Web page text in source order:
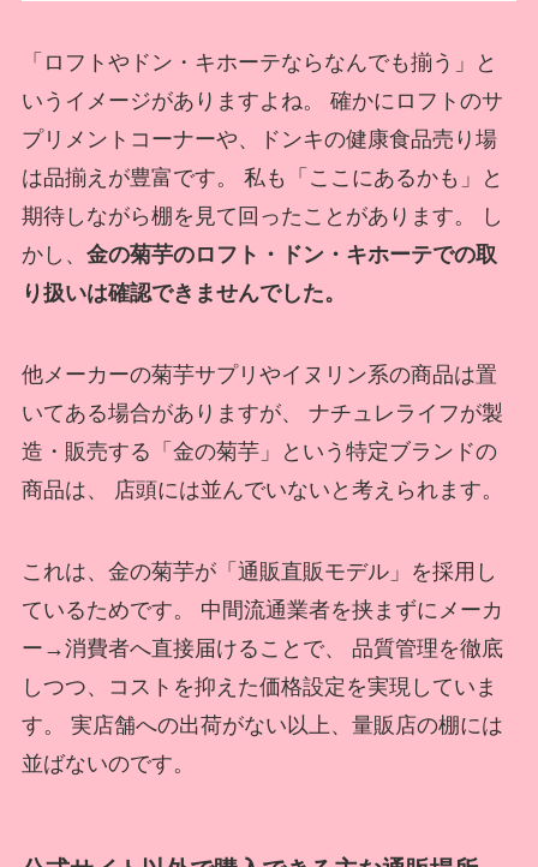
「ロフトやドン・キホーテならなんでも揃う」と
いうイメージがありますよね。 確かにロフトのサ
プリメントコーナーや、ドンキの健康食品売り場
は品揃えが豊富です。 私も「ここにあるかも」と
期待しながら棚を見て回ったことがあります。 し
かし、 金の菊芋のロフト・ドン・キホーテでの取
り扱いは確認できませんでした。
他メーカーの菊芋サプリやイヌリン系の商品は置
いてある場合がありますが、 ナチュレライフが製
造・販売する「金の菊芋」という特定ブランドの
商品は、 店頭には並んでいないと考えられます。
これは、金の菊芋が「通販直販モデル」を採用し
ているためです。 中間流通業者を挟まずにメーカ
ー→消費者へ直接届けることで、 品質管理を徹底
しつつ、コストを抑えた価格設定を実現していま
す。 実店舗への出荷がない以上、量販店の棚には
並ばないのです。